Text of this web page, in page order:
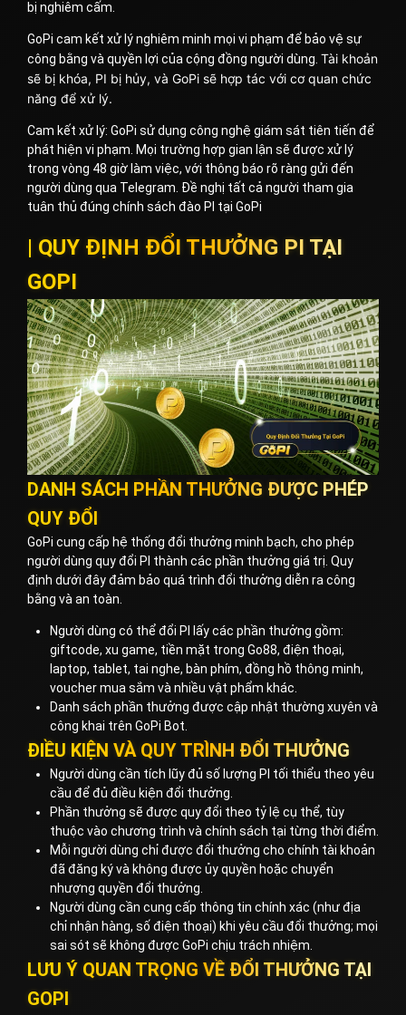
bị nghiêm cấm.
GoPi cam kết xử lý nghiêm minh mọi vi phạm để bảo vệ sự
công bằng và quyền lợi của cộng đồng người dùng. Tài khoản
sẽ bị khóa, PI bị hủy, và GoPi sẽ hợp tác với cơ quan chức
năng để xử lý.
Cam kết xử lý: GoPi sử dụng công nghệ giám sát tiên tiến để
phát hiện vi phạm. Mọi trường hợp gian lận sẽ được xử lý
trong vòng 48 giờ làm việc, với thông báo rõ ràng gửi đến
người dùng qua Telegram. Đề nghị tất cả người tham gia
tuân thủ đúng chính sách đào PI tại GoPi
| QUY ĐỊNH ĐỔI THƯỞNG PI TẠI
GOPI
DANH SÁCH PHẦN THƯỞNG ĐƯỢC PHÉP
QUY ĐỔI
GoPi cung cấp hệ thống đổi thưởng minh bạch, cho phép
người dùng quy đổi PI thành các phần thưởng giá trị. Quy
định dưới đây đảm bảo quá trình đổi thưởng diễn ra công
bằng và an toàn.
Người dùng có thể đổi PI lấy các phần thưởng gồm:
giftcode, xu game, tiền mặt trong Go88, điện thoại,
laptop, tablet, tai nghe, bàn phím, đồng hồ thông minh,
voucher mua sắm và nhiều vật phẩm khác.
Danh sách phần thưởng được cập nhật thường xuyên và
công khai trên GoPi Bot.
ĐIỀU KIỆN VÀ QUY TRÌNH ĐỔI THƯỞNG
Người dùng cần tích lũy đủ số lượng PI tối thiểu theo yêu
cầu để đủ điều kiện đổi thưởng.
Phần thưởng sẽ được quy đổi theo tỷ lệ cụ thể, tùy
thuộc vào chương trình và chính sách tại từng thời điểm.
Mỗi người dùng chỉ được đổi thưởng cho chính tài khoản
đã đăng ký và không được ủy quyền hoặc chuyển
nhượng quyền đổi thưởng.
Người dùng cần cung cấp thông tin chính xác (như địa
chỉ nhận hàng, số điện thoại) khi yêu cầu đổi thưởng; mọi
sai sót sẽ không được GoPi chịu trách nhiệm.
LƯU Ý QUAN TRỌNG VỀ ĐỔI THƯỞNG TẠI
GOPI